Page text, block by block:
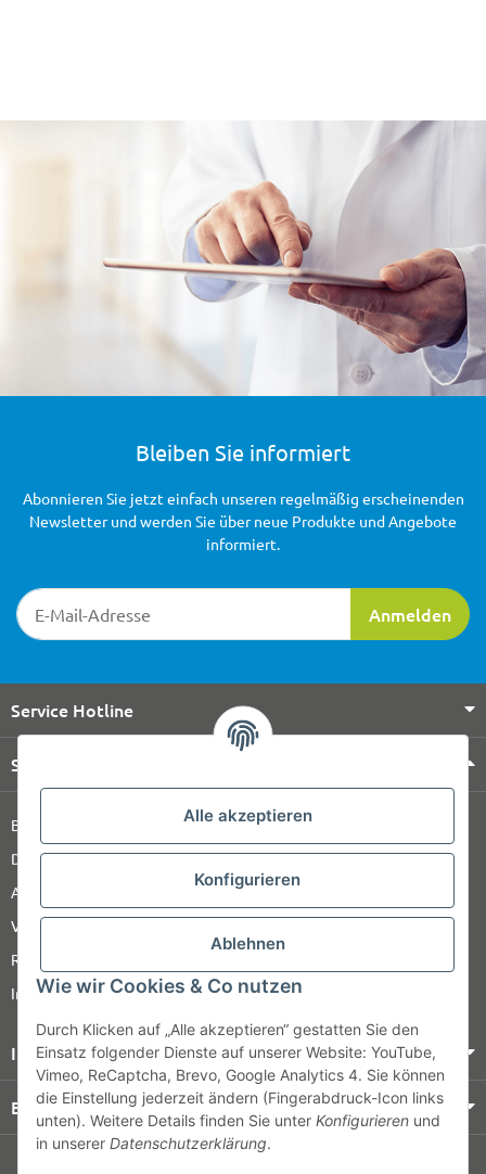
Alle akzeptieren
Konfigurieren
Ablehnen
Wie wir Cookies & Co nutzen
Durch Klicken auf „Alle akzeptieren“ gestatten Sie den
Einsatz folgender Dienste auf unserer Website: YouTube,
Vimeo, ReCaptcha, Brevo, Google Analytics 4. Sie können
die Einstellung jederzeit ändern (Fingerabdruck-Icon links
unten). Weitere Details finden Sie unter Konfigurieren und
in unserer Datenschutzerklärung.
Bleiben Sie informiert
Newsletter-Registrierung
Anmelden
Abonnieren Sie jetzt einfach unseren regelmäßig erscheinenden
Newsletter und werden Sie über neue Produkte und Angebote
informiert.
Service Hotline
Shop Service
Barrierefreiheitserklärung
Datenschutz
AGB
Versandinformationen
Retour
Impressum
Informationen
Bezahlung & Versand
© HOZ MEDI WERK